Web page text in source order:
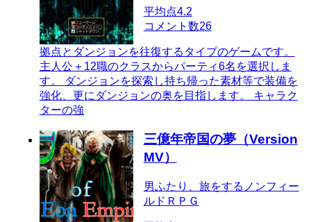
平均点4.2
コメント数26
拠点とダンジョンを往復するタイプのゲームです。
主人公＋12職のクラスからパーティ6名を選択しま
す。 ダンジョンを探索し持ち帰った素材等で装備を
強化、更にダンジョンの奥を目指します。 キャラク
ターの強
三億年帝国の夢（Version
MV）
男ふたり、旅をするノンフィー
ルドＲＰＧ